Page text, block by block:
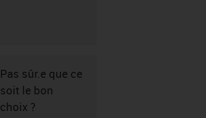
Pas sûr.e que ce
soit le bon
choix ?